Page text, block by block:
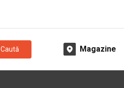
Caută Magazine